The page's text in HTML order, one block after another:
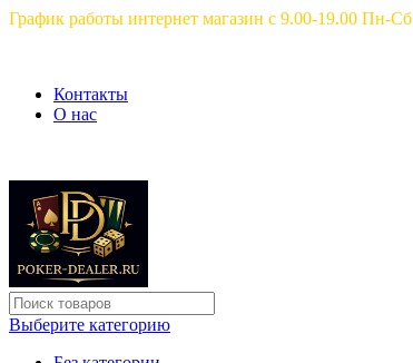
График работы интернет магазин с 9.00-19.00 Пн-Сб
Контакты
О нас
Выберите категорию